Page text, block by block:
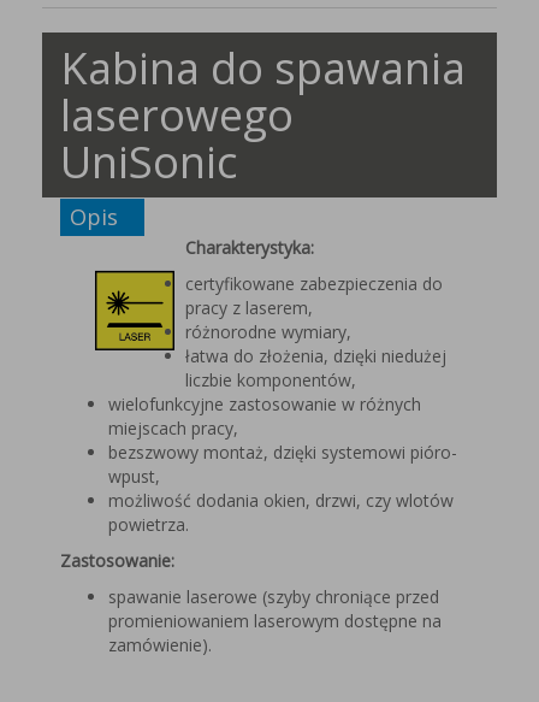
Kabina do spawania
laserowego
UniSonic
Opis
Charakterystyka:
certyfikowane zabezpieczenia do
pracy z laserem,
różnorodne wymiary,
łatwa do złożenia, dzięki niedużej
liczbie komponentów,
wielofunkcyjne zastosowanie w różnych
miejscach pracy,
bezszwowy montaż, dzięki systemowi pióro-
wpust,
możliwość dodania okien, drzwi, czy wlotów
powietrza.
Zastosowanie:
spawanie laserowe (szyby chroniące przed
promieniowaniem laserowym dostępne na
zamówienie).